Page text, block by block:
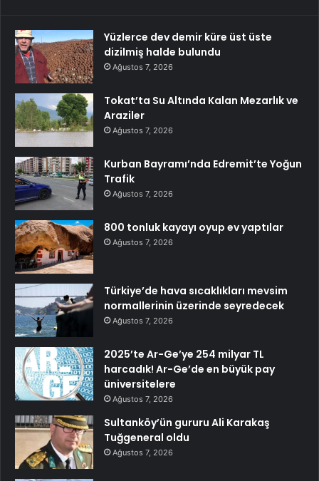
Yüzlerce dev demir küre üst üste
dizilmiş halde bulundu
Ağustos 7, 2026
Tokat’ta Su Altında Kalan Mezarlık ve
Araziler
Ağustos 7, 2026
Kurban Bayramı’nda Edremit’te Yoğun
Trafik
Ağustos 7, 2026
800 tonluk kayayı oyup ev yaptılar
Ağustos 7, 2026
Türkiye’de hava sıcaklıkları mevsim
normallerinin üzerinde seyredecek
Ağustos 7, 2026
2025’te Ar-Ge’ye 254 milyar TL
harcadık! Ar-Ge’de en büyük pay
üniversitelere
Ağustos 7, 2026
Sultanköy’ün gururu Ali Karakaş
Tuğgeneral oldu
Ağustos 7, 2026